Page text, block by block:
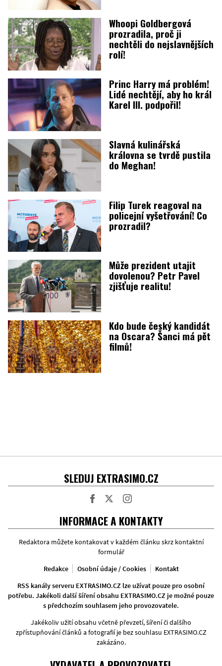
Whoopi Goldbergová
prozradila, proč ji
nechtěli do nejslavnějších
rolí!
Princ Harry má problém!
Lidé nechtějí, aby ho král
Karel III. podpořil!
Slavná kulinářská
královna se tvrdě pustila
do Meghan!
Filip Turek reagoval na
policejní vyšetřování! Co
prozradil?
Může prezident utajit
dovolenou? Petr Pavel
zjišťuje realitu!
Kdo bude český kandidát
na Oscara? Šanci má pět
filmů!
SLEDUJ EXTRASIMO.CZ
INFORMACE A KONTAKTY
Redaktora můžete kontakovat v každém článku skrz kontaktní
formulář
Redakce
Osobní údaje / Cookies
Kontakt
RSS kanály serveru EXTRASIMO.CZ lze užívat pouze pro osobní
potřebu. Jakékoli další šíření obsahu EXTRASIMO.CZ je možné pouze
s předchozím souhlasem jeho provozovatele.
Jakékoliv užití obsahu včetně převzetí, šíření či dalšího
zpřístupňování článků a fotografií je bez souhlasu EXTRASIMO.CZ
zakázáno.